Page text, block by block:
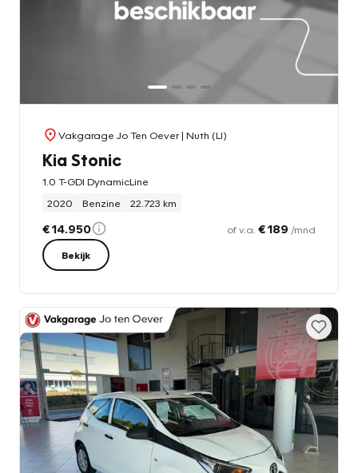
Vakgarage Jo Ten Oever| Nuth (LI)
Kia Stonic
1.0 T-GDI DynamicLine
2020
Benzine 22.723 km
€ 14.950 of v.a. € 189 /mnd
Bekijk